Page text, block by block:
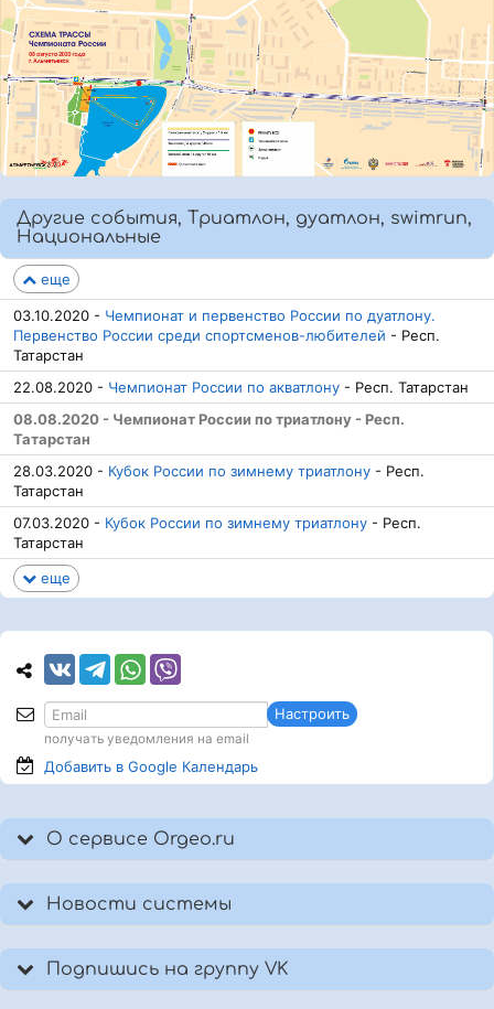
Другие события, Триатлон, дуатлон, swimrun,
Национальные
еще
03.10.2020 - Чемпионат и первенство России по дуатлону.
Первенство России среди спортсменов-любителей - Респ.
Татарстан
22.08.2020 - Чемпионат России по акватлону - Респ. Татарстан
08.08.2020 - Чемпионат России по триатлону - Респ.
Татарстан
28.03.2020 - Кубок России по зимнему триатлону - Респ.
Татарстан
07.03.2020 - Кубок России по зимнему триатлону - Респ.
Татарстан
еще
Настроить
получать уведомления на email
Добавить в Google Календарь
О сервисе Orgeo.ru
Новости системы
Подпишись на группу VK